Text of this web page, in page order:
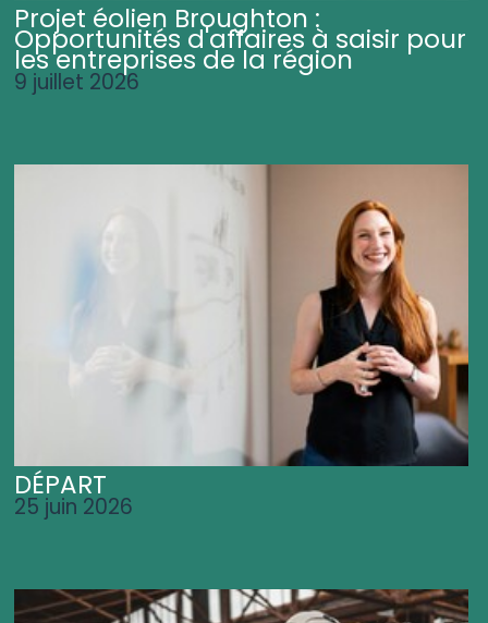
Projet éolien Broughton :
Opportunités d'affaires à saisir pour
les entreprises de la région
9 juillet 2026
DÉPART
25 juin 2026